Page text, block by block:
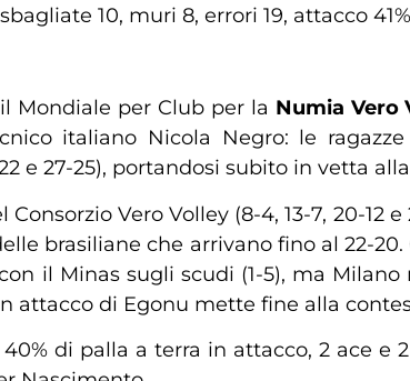
10, muri 8, errori 19, attacco 41%
Mondiale per Club per la Numia Vero
italiano Nicola Negro: le
22 e 27-25), portandosi subito in vetta
Vero Volley (8-4, 13-7, 20-12
brasiliane che arrivano fino al 22-
il Minas sugli scudi (1-5), ma Milano
attacco di Egonu mette fine alla
di palla a terra in attacco, 2 ace e